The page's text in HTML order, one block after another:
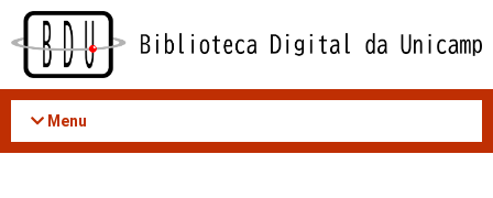
Acessar
conteúdo
Menu